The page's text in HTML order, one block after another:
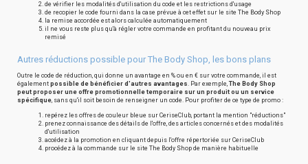
de vérifier les modalités d'utilisation du code et les restrictions d'usage
de recopier le code fourni dans la case prévue à cet effet sur le site The Body Shop
la remise accordée est alors calculée automatiquement
il ne vous reste plus qu'à régler votre commande en profitant du nouveau prix
remisé
Autres réductions possible pour The Body Shop, les bons plans
Outre le code de réduction, qui donne un avantage en % ou en € sur votre commande, il est
également possible de bénéficier d'autres avantages. Par exemple,The Body Shop
peut proposer une offre promotionnelle temporaire sur un produit ou un service
spécifique, sans qu'il soit besoin de renseigner un code. Pour profiter de ce type de promo :
repérez les offres de couleur bleue sur CeriseClub, portant la mention "réductions"
prenez connaissance des détails de l'offre, des articles concernés et des modalités
d'utilisation
accédez à la promotion en cliquant depuis l'offre répertoriée sur CeriseClub
procédez à la commande sur le site The Body Shop de manière habituelle